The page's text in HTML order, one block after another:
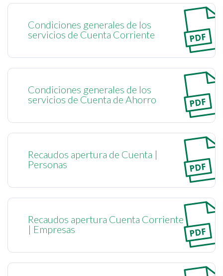
Condiciones generales de los
servicios de Cuenta Corriente
Condiciones generales de los
servicios de Cuenta de Ahorro
Recaudos apertura de Cuenta |
Personas
Recaudos apertura Cuenta Corriente
| Empresas